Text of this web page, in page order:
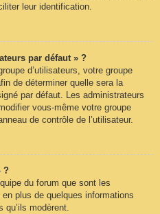
leur identification.
par défaut » ?
d’utilisateurs, votre groupe
de déterminer quelle sera la
par défaut. Les administrateurs
vous-même votre groupe
de contrôle de l’utilisateur.
?
du forum que sont les
plus de quelques informations
qu’ils modèrent.